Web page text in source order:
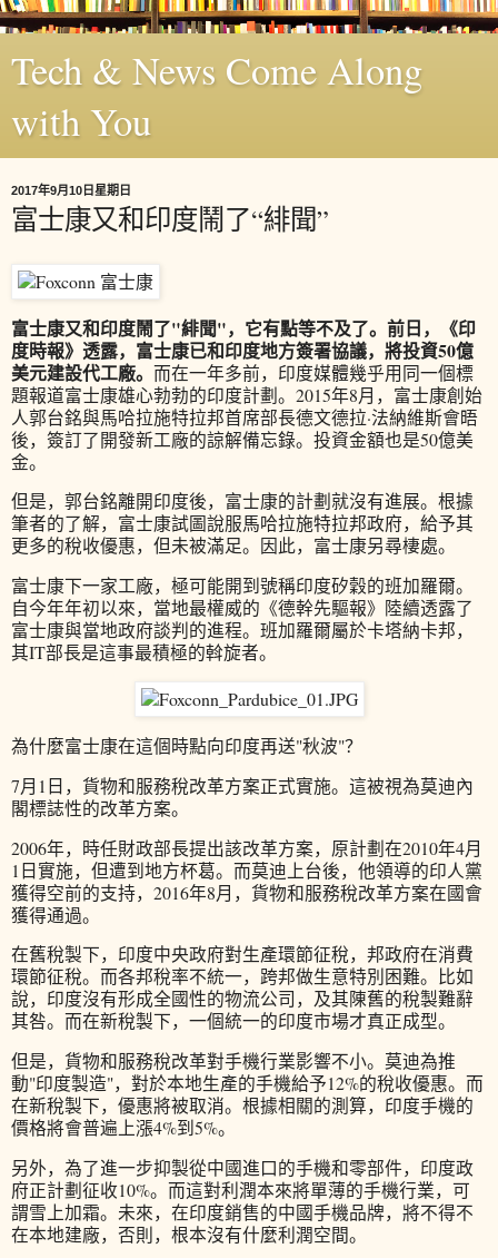
Tech & News Come Along
with You
2017年9月10日星期日
富士康又和印度鬧了“緋聞”
富士康又和印度鬧了"緋聞"，它有點等不及了。前日，《印
度時報》透露，富士康已和印度地方簽署協議，將投資50億
美元建設代工廠。 而在一年多前，印度媒體幾乎用同一個標
題報道富士康雄心勃勃的印度計劃。2015年8月，富士康創始
人郭台銘與馬哈拉施特拉邦首席部長德文德拉·法納維斯會晤
後，簽訂了開發新工廠的諒解備忘錄。投資金額也是50億美
金。
但是，郭台銘離開印度後，富士康的計劃就沒有進展。根據
筆者的了解，富士康試圖說服馬哈拉施特拉邦政府，給予其
更多的稅收優惠，但未被滿足。因此，富士康另尋棲處。
富士康下一家工廠，極可能開到號稱印度矽穀的班加羅爾。
自今年年初以來，當地最權威的《德幹先驅報》陸續透露了
富士康與當地政府談判的進程。班加羅爾屬於卡塔納卡邦，
其IT部長是這事最積極的斡旋者。
為什麼富士康在這個時點向印度再送"秋波"？
7月1日，貨物和服務稅改革方案正式實施。這被視為莫迪內
閣標誌性的改革方案。
2006年，時任財政部長提出該改革方案，原計劃在2010年4月
1日實施，但遭到地方杯葛。而莫迪上台後，他領導的印人黨
獲得空前的支持，2016年8月，貨物和服務稅改革方案在國會
獲得通過。
在舊稅製下，印度中央政府對生產環節征稅，邦政府在消費
環節征稅。而各邦稅率不統一，跨邦做生意特別困難。比如
說，印度沒有形成全國性的物流公司，及其陳舊的稅製難辭
其咎。而在新稅製下，一個統一的印度市場才真正成型。
但是，貨物和服務稅改革對手機行業影響不小。莫迪為推
動"印度製造"，對於本地生產的手機給予12%的稅收優惠。而
在新稅製下，優惠將被取消。根據相關的測算，印度手機的
價格將會普遍上漲4%到5%。
另外，為了進一步抑製從中國進口的手機和零部件，印度政
府正計劃征收10%。而這對利潤本來將單薄的手機行業，可
謂雪上加霜。未來，在印度銷售的中國手機品牌，將不得不
在本地建廠，否則，根本沒有什麼利潤空間。